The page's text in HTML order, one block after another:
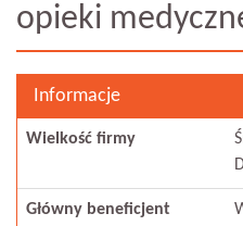
opieki
Informacje
Wielkość firmy
Główny beneficjent